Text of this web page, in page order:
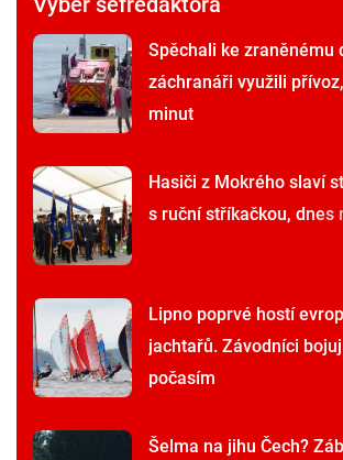
Spěchali ke zraněnému
záchranáři využili
minut
Hasiči z Mokrého slaví
s ruční stříkačkou, dnes
Lipno poprvé hostí
jachtařů. Závodníci
počasím
Šelma na jihu Čech?